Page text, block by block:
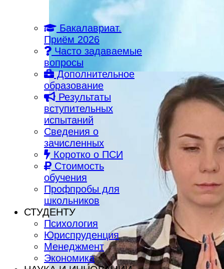
Бакалавриат.
Приём 2026
Часто задаваемые
вопросы
Дополнительное
образование
Результаты
вступительных
испытаний
Сведения о
зачисленных
Коротко о ПСИ
Стоимость
обучения
Профпробы для
школьников
СТУДЕНТУ
Психология
Юриспруденция
Менеджмент
Экономика